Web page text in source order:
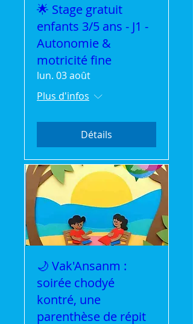
🌟 Stage gratuit
enfants 3/5 ans - J1 -
Autonomie &
motricité fine
lun. 03 août
Plus d'infos
Détails
🌙 Vak'Ansanm :
soirée chodyé
kontré, une
parenthèse de répit